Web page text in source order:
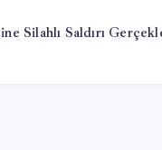
Silahlı Saldırı